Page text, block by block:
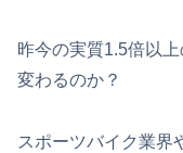
昨今の実質1.5倍以
変わるのか？
スポーツバイク業界